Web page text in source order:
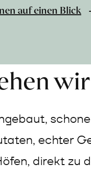
auf einen Blick
wir
echter
direkt zu